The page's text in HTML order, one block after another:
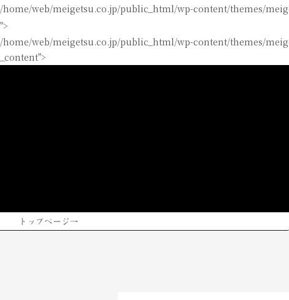
/home/web/meigetsu.co.jp/public_html/wp-content/themes/
">
/home/web/meigetsu.co.jp/public_html/wp-content/themes/
_content">
トップページ→